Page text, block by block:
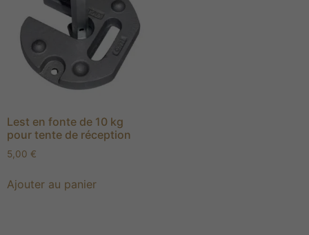
Lest en fonte de 10 kg
pour tente de réception
5,00 €
Ajouter au panier